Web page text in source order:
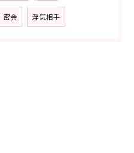
密会 浮気相手